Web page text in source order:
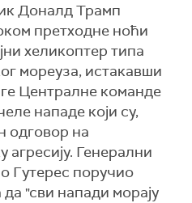
Доналд Трамп
претходне ноћи
хеликоптер типа
мореуза, истакавши
Централне команде
нападе који су,
одговор на
агресију. Генерални
Гутерес поручио
"сви напади морају